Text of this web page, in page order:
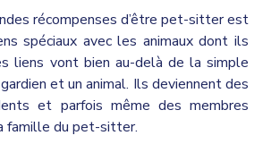
récompenses d’être pet-sitter est
spéciaux avec les animaux dont ils
liens vont bien au-delà de la simple
et un animal. Ils deviennent des
et parfois même des membres
famille du pet-sitter.